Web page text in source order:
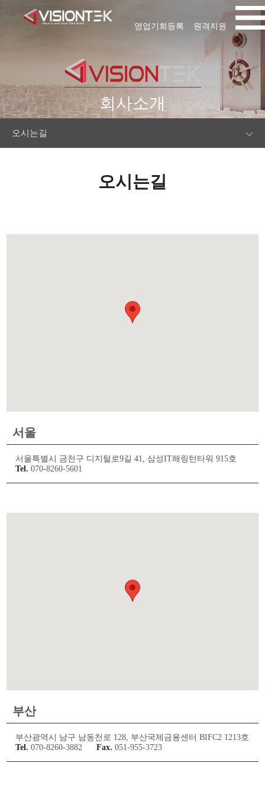
원격지원
영업기회등록
회사소개
오시는길
오시는길
서울
서울특별시 금천구 디지털로9길 41, 삼성IT해링턴타워 915호
Tel. 070-8260-5601
부산
부산광역시 남구 남동천로 128, 부산국제금융센터 BIFC2 1213호
Tel. 070-8260-3882 Fax. 051-955-3723